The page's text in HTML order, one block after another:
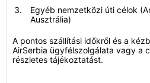
Egyéb nemzetközi úti célok
Ausztrália)
A pontos szállítási időkről és a
AirSerbia ügyfélszolgálata vagy a
részletes tájékoztatást.